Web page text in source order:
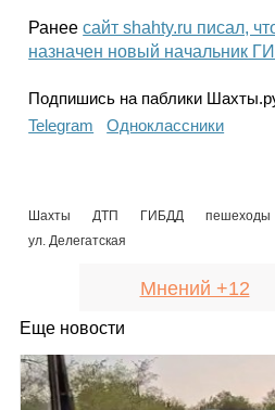
Ранеесайт shahty.ru писал,
назначен новый начальник
Подпишись на паблики
Telegram
Одноклассники
Шахты ДТП ГИБДД пешеходы
ул. Делегатская
Мнений +12
Еще новости